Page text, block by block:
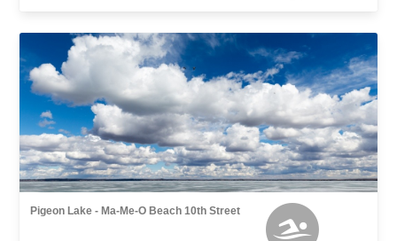
Pigeon Lake - Ma-Me-O Beach 10th Street